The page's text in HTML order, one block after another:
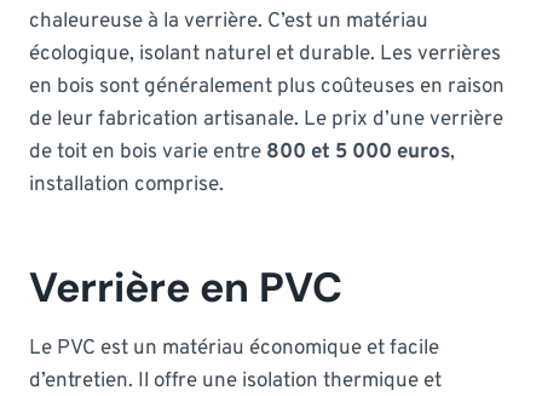
chaleureuse à la verrière. C’est un matériau
écologique, isolant naturel et durable. Les verrières
en bois sont généralement plus coûteuses en raison
de leur fabrication artisanale. Le prix d’une verrière
de toit en bois varie entre 800 et 5 000 euros,
installation comprise.
Verrière en PVC
Le PVC est un matériau économique et facile
d’entretien. Il offre une isolation thermique et